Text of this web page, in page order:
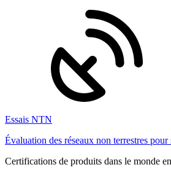
Essais NTN
Évaluation des réseaux non terrestres pour
Certifications de produits dans le monde